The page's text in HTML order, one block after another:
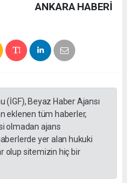
ANKARA HABERİ
Beyaz Haber Ajansı
eklenen tüm haberler,
olmadan ajans
yer alan hukuki
olup sitemizin hiç bir